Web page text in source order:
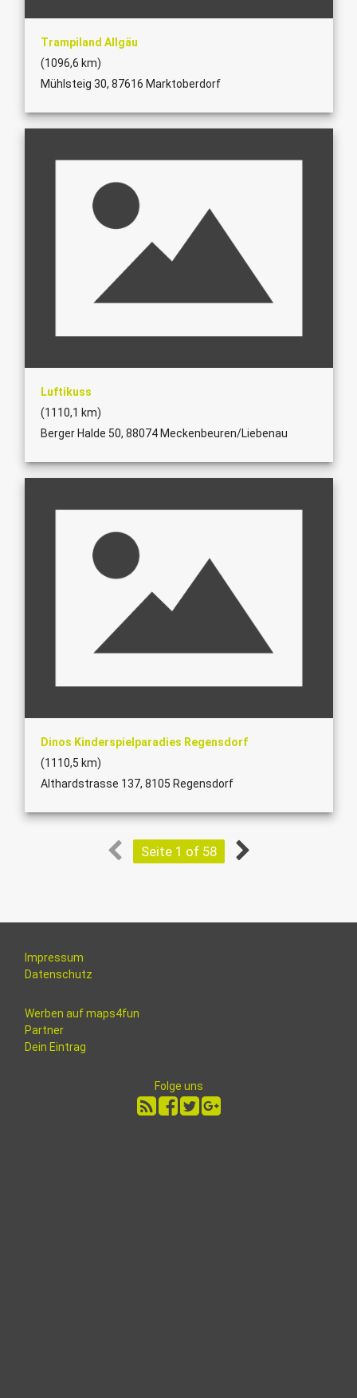
Trampiland Allgäu
(1096,6 km)
Mühlsteig 30, 87616 Marktoberdorf
Luftikuss
(1110,1 km)
Berger Halde 50, 88074 Meckenbeuren/Liebenau
Dinos Kinderspielparadies Regensdorf
(1110,5 km)
Althardstrasse 137, 8105 Regensdorf
Seite 1 of 58
Impressum
Datenschutz
Werben auf maps4fun
Partner
Dein Eintrag
Folge uns